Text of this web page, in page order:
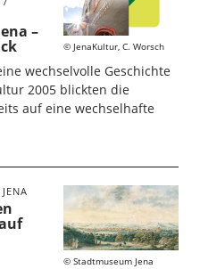
JenaKultur, C. Worsch
–
wechselvolle Geschichte
2005 blickten die
auf eine wechselhafte
Stadtmuseum Jena